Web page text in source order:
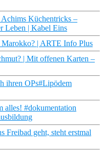
Küchentricks –
Leben | Kabel Eins
| ARTE Info Plus
| Mit offenen Karten –
ihren OPs#Lipödem
alles! #dokumentation
Freibad geht, steht erstmal